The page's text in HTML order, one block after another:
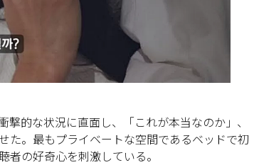
的な状況に直面し、「これが本当なのか」、
た。最もプライベートな空間であるベッドで初
の好奇心を刺激している。